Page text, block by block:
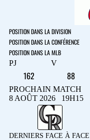
POSITION DANS LA DIVISION
POSITION DANS LA CONFÉRENCE
POSITION DANS LA MLB
PJ
V
162 88
PROCHAIN MATCH
8 AOÛT 2026 19H15
DERNIERS FACE À FACE